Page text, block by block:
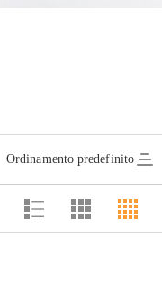
Ordinamento predefinito